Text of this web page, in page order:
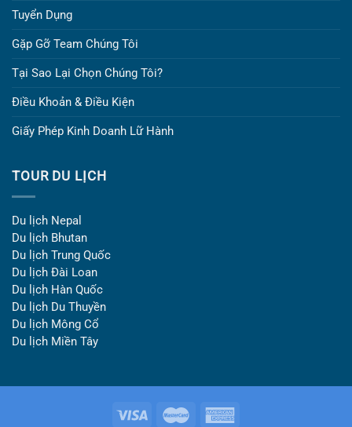
Tuyển Dụng
Gặp Gỡ Team Chúng Tôi
Tại Sao Lại Chọn Chúng Tôi?
Điều Khoản & Điều Kiện
Giấy Phép Kinh Doanh Lữ Hành
TOUR DU LỊCH
Du lịch Nepal
Du lịch Bhutan
Du lịch Trung Quốc
Du lịch Đài Loan
Du lịch Hàn Quốc
Du lịch Du Thuyền
Du lịch Mông Cổ
Du lịch Miền Tây